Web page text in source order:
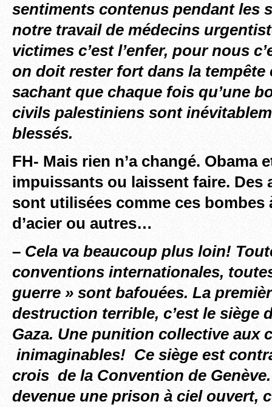
sentiments contenus pendant les
notre travail de médecins
victimes c’est l’enfer, pour nous
on doit rester fort dans la tempête
sachant que chaque fois qu’une
civils palestiniens sont
blessés.
FH- Mais rien n’a changé. Obama
impuissants ou laissent faire. Des
sont utilisées comme ces bombes
d’acier ou autres…
– Cela va beaucoup plus loin!
conventions internationales,
guerre » sont bafouées. La
destruction terrible, c’est le siège
Gaza. Une punition collective aux
inimaginables! Ce siège est
crois de la Convention de
devenue une prison à ciel ouvert,